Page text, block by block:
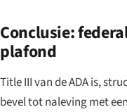
Conclusie:
plafond
Title III van de ADA is,
bevel tot naleving met